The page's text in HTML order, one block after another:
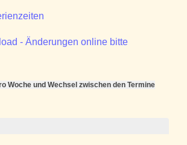
- Änderungen online bitte
Woche und Wechsel zwischen den Termine